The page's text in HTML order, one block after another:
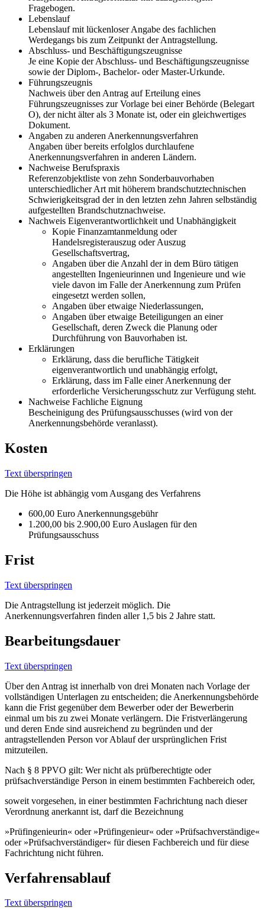
Fragebogen.
Lebenslauf
Lebenslauf mit lückenloser Angabe des fachlichen
Werdegangs bis zum Zeitpunkt der Antragstellung.
Abschluss- und Beschäftigungszeugnisse
Je eine Kopie der Abschluss- und Beschäftigungszeugnisse
sowie der Diplom-, Bachelor- oder Master-Urkunde.
Führungszeugnis
Nachweis über den Antrag auf Erteilung eines
Führungszeugnisses zur Vorlage bei einer Behörde (Belegart
O), der nicht älter als 3 Monate ist, oder ein gleichwertiges
Dokument.
Angaben zu anderen Anerkennungsverfahren
Angaben über bereits erfolglos durchlaufene
Anerkennungsverfahren in anderen Ländern.
Nachweise Berufspraxis
Referenzobjektliste von zehn Sonderbauvorhaben
unterschiedlicher Art mit höherem brandschutztechnischen
Schwierigkeitsgrad der in den letzten zehn Jahren selbständig
aufgestellten Brandschutznachweise.
Nachweis Eigenverantwortlichkeit und Unabhängigkeit
Kopie Finanzamtanmeldung oder
Handelsregisterauszug oder Auszug
Gesellschaftsvertrag,
Angaben über die Anzahl der in dem Büro tätigen
angestellten Ingenieurinnen und Ingenieure und wie
viele davon im Falle der Anerkennung zum Prüfen
eingesetzt werden sollen,
Angaben über etwaige Niederlassungen,
Angaben über etwaige Beteiligungen an einer
Gesellschaft, deren Zweck die Planung oder
Durchführung von Bauvorhaben ist.
Erklärungen
Erklärung, dass die berufliche Tätigkeit
eigenverantwortlich und unabhängig erfolgt,
Erklärung, dass im Falle einer Anerkennung der
erforderliche Versicherungsschutz zur Verfügung steht.
Nachweise Fachliche Eignung
Bescheinigung des Prüfungsausschusses (wird von der
Anerkennungsbehörde veranlasst).
Kosten
Text überspringen
Die Höhe ist abhängig vom Ausgang des Verfahrens
600,00 Euro Anerkennungsgebühr
1.200,00 bis 2.900,00 Euro Auslagen für den
Prüfungsausschuss
Frist
Text überspringen
Die Antragstellung ist jederzeit möglich. Die
Anerkennungsverfahren finden aller 1,5 bis 2 Jahre statt.
Bearbeitungsdauer
Text überspringen
Über den Antrag ist innerhalb von drei Monaten nach Vorlage der
vollständigen Unterlagen zu entscheiden; die Anerkennungsbehörde
kann die Frist gegenüber dem Bewerber oder der Bewerberin
einmal um bis zu zwei Monate verlängern. Die Fristverlängerung
und deren Ende sind ausreichend zu begründen und der
antragstellenden Person vor Ablauf der ursprünglichen Frist
mitzuteilen.
Nach § 8 PPVO gilt: Wer nicht als prüfberechtigte oder
prüfsachverständige Person in einem bestimmten Fachbereich oder,
soweit vorgesehen, in einer bestimmten Fachrichtung nach dieser
Verordnung anerkannt ist, darf die Bezeichnung
»Prüfingenieurin« oder »Prüfingenieur« oder »Prüfsachverständige«
oder »Prüfsachverständiger« für diesen Fachbereich und für diese
Fachrichtung nicht führen.
Verfahrensablauf
Text überspringen